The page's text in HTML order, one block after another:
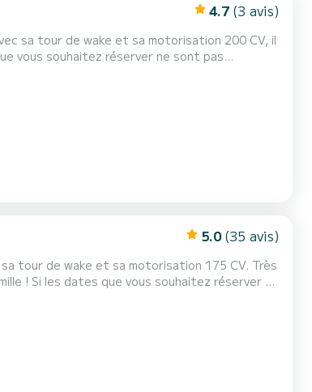
4.7 (3 avis)
sa tour de wake et sa motorisation 200 CV, il
solutions alternatives.
5.0 (35 avis)
de wake et sa motorisation 175 CV. Très
ne
des solutions alternatives.